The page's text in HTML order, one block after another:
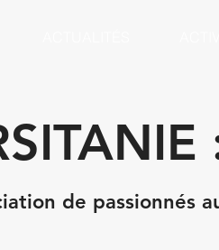
de passionnés